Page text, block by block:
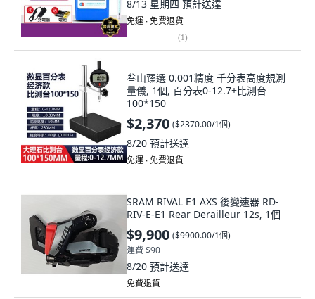
8/13 星期四 預計送達
免運 ∙ 免費退貨
(1)
叁山臻選 0.001精度 千分表高度規測
量儀, 1個, 百分表0-12.7+比測台
100*150
$2,370 ($2370.00/1個)
8/20 預計送達
免運 ∙ 免費退貨
SRAM RIVAL E1 AXS 後變速器 RD-
RIV-E-E1 Rear Derailleur 12s, 1個
$9,900 ($9900.00/1個)
運費 $90
8/20 預計送達
免費退貨